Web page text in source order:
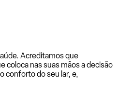
Acreditamos que
coloca nas suas mãos a decisão
conforto do seu lar, e,